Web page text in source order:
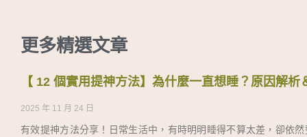
更多精選文章
【 12 個實用提神方法】為什麼一直想睡？原因解析
2025 年 11 月 24 日
有效提神方法分享！日常生活中，有時明明睡得不算太差，卻依